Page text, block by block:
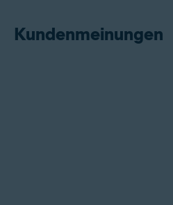
Kundenmeinungen